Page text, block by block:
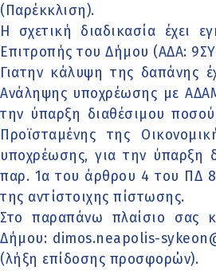
(Παρέκκλιση).
Η σχετική διαδικασία έχει
Επιτροπής του Δήμου (ΑΔΑ:
Γιατην κάλυψη της δαπάνης
Ανάληψης υποχρέωσης με
την ύπαρξη διαθέσιμου
Προϊσταμένης της
υποχρέωσης, για την ύπαρξη
παρ. 1α του άρθρου 4 του ΠΔ
της αντίστοιχης πίστωσης.
Στο παραπάνω πλαίσιο σας
Δήμου: dimos.neapolis-
(λήξη επίδοσης προσφορών).